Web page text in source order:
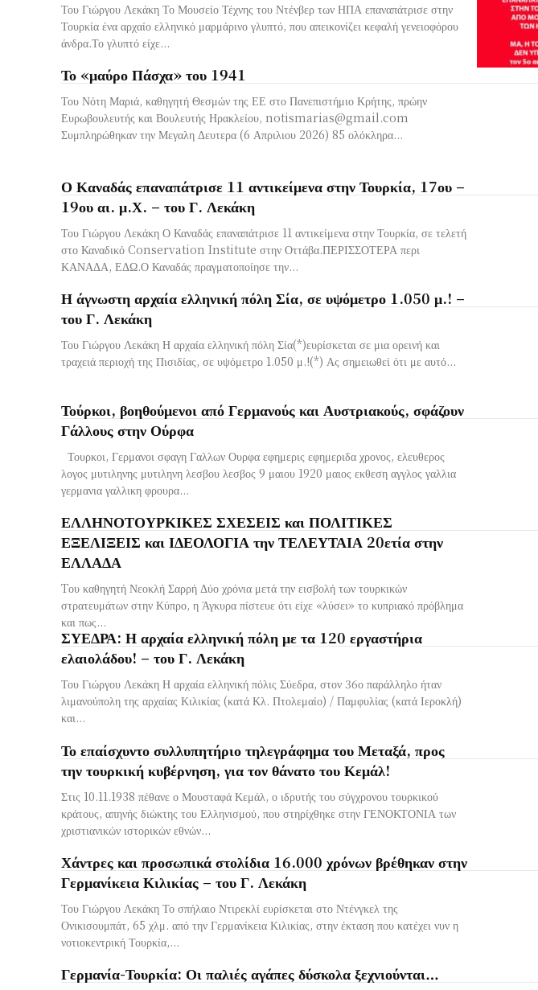
Του Γιώργου Λεκάκη Το Μουσείο Τέχνης του Ντένβερ των ΗΠΑ επαναπάτρισε στην
Τουρκία ένα αρχαίο ελληνικό μαρμάρινο γλυπτό, που απεικονίζει κεφαλή γενειοφόρου
άνδρα.Το γλυπτό είχε...
Το «μαύρο Πάσχα» του 1941
Του Νότη Μαριά, καθηγητή Θεσμών της ΕΕ στο Πανεπιστήμιο Κρήτης, πρώην
Ευρωβουλευτής και Βουλευτής Ηρακλείου, notismarias@gmail.com
Συμπληρώθηκαν την Μεγαλη Δευτερα (6 Απριλιου 2026) 85 ολόκληρα...
Ο Καναδάς επαναπάτρισε 11 αντικείμενα στην Τουρκία, 17ου –
19ου αι. μ.Χ. – του Γ. Λεκάκη
Του Γιώργου Λεκάκη Ο Καναδάς επαναπάτρισε 11 αντικείμενα στην Τουρκία, σε τελετή
στο Καναδικό Conservation Institute στην Οττάβα.ΠΕΡΙΣΣΟΤΕΡΑ περι
ΚΑΝΑΔΑ, ΕΔΩ.Ο Καναδάς πραγματοποίησε την...
Η άγνωστη αρχαία ελληνική πόλη Σία, σε υψόμετρο 1.050 μ.! –
του Γ. Λεκάκη
Του Γιώργου Λεκάκη Η αρχαία ελληνική πόλη Σία(*)ευρίσκεται σε μια ορεινή και
τραχειά περιοχή της Πισιδίας, σε υψόμετρο 1.050 μ.!(*) Ας σημειωθεί ότι με αυτό...
Τούρκοι, βοηθούμενοι από Γερμανούς και Αυστριακούς, σφάζουν
Γάλλους στην Ούρφα
Τουρκοι, Γερμανοι σφαγη Γαλλων Ουρφα εφημερις εφημεριδα χρονος, ελευθερος
λογος μυτιληνης μυτιληνη λεσβου λεσβος 9 μαιου 1920 μαιος εκθεση αγγλος γαλλια
γερμανια γαλλικη φρουρα...
ΕΛΛΗΝΟΤΟΥΡΚΙΚΕΣ ΣΧΕΣΕΙΣ και ΠΟΛΙΤΙΚΕΣ
ΕΞΕΛΙΞΕΙΣ και ΙΔΕΟΛΟΓΙΑ την ΤΕΛΕΥΤΑΙΑ 20ετία στην
ΕΛΛΑΔΑ
Tου καθηγητή Νεοκλή Σαρρή Δύο χρόνια μετά την εισβολή των τουρκικών
στρατευμάτων στην Κύπρο, η Άγκυρα πίστευε ότι είχε «λύσει» το κυπριακό πρόβλημα
και πως...
ΣΥΕΔΡΑ: Η αρχαία ελληνική πόλη με τα 120 εργαστήρια
ελαιολάδου! – του Γ. Λεκάκη
Του Γιώργου Λεκάκη Η αρχαία ελληνική πόλις Σύεδρα, στον 36ο παράλληλο ήταν
λιμανούπολη της αρχαίας Κιλικίας (κατά Κλ. Πτολεμαίο) / Παμφυλίας (κατά Ιεροκλή)
και...
Το επαίσχυντο συλλυπητήριο τηλεγράφημα του Μεταξά, προς
την τουρκική κυβέρνηση, για τον θάνατο του Κεμάλ!
Στις 10.11.1938 πέθανε ο Μουσταφά Κεμάλ, ο ιδρυτής του σύγχρονου τουρκικού
κράτους, απηνής διώκτης του Ελληνισμού, που στηρίχθηκε στην ΓΕΝΟΚΤΟΝΙΑ των
χριστιανικών ιστορικών εθνών...
Χάντρες και προσωπικά στολίδια 16.000 χρόνων βρέθηκαν στην
Γερμανίκεια Κιλικίας – του Γ. Λεκάκη
Του Γιώργου Λεκάκη Το σπήλαιο Ντιρεκλί ευρίσκεται στο Ντένγκελ της
Ονικισουμπάτ, 65 χλμ. από την Γερμανίκεια Κιλικίας, στην έκταση που κατέχει νυν η
νοτιοκεντρική Τουρκία,...
Γερμανία-Τουρκία: Οι παλιές αγάπες δύσκολα ξεχνιούνται…